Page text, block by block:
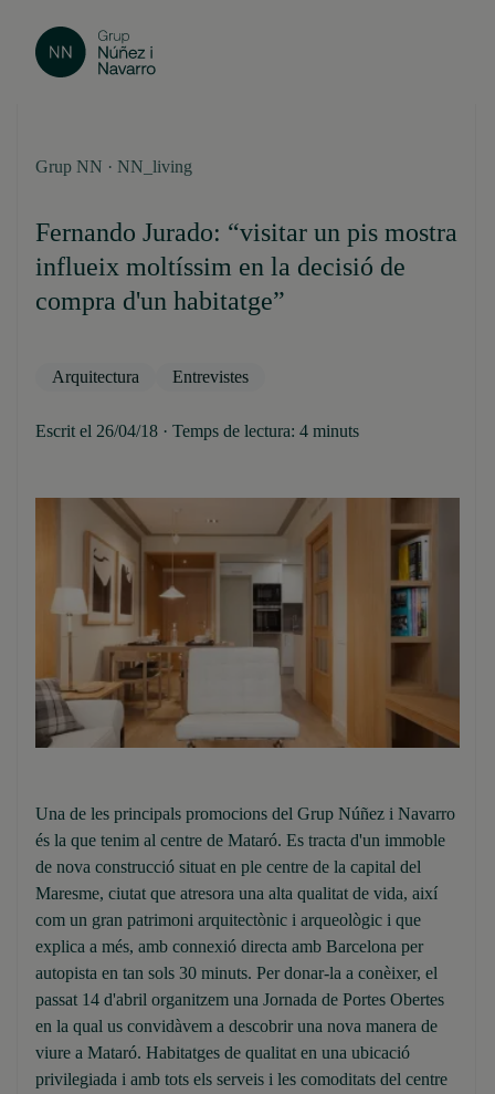
Grup NN · NN_living
Fernando Jurado: “visitar un pis mostra
influeix moltíssim en la decisió de
compra d'un habitatge”
Arquitectura Entrevistes
Escrit el 26/04/18 · Temps de lectura: 4 minuts
Una de les principals promocions del Grup Núñez i Navarro
és la que tenim al centre de Mataró. Es tracta d'un immoble
de nova construcció situat en ple centre de la capital del
Maresme, ciutat que atresora una alta qualitat de vida, així
com un gran patrimoni arquitectònic i arqueològic i que
explica a més, amb connexió directa amb Barcelona per
autopista en tan sols 30 minuts. Per donar-la a conèixer, el
passat 14 d'abril organitzem una Jornada de Portes Obertes
en la qual us convidàvem a descobrir una nova manera de
viure a Mataró. Habitatges de qualitat en una ubicació
privilegiada i amb tots els serveis i les comoditats del centre